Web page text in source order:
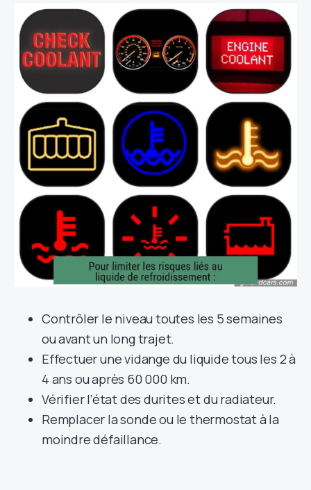
Contrôler le niveau toutes les 5 semaines
ou avant un long trajet.
Effectuer une vidange du liquide tous les 2 à
4 ans ou après 60 000 km.
Vérifier l’état des durites et du radiateur.
Remplacer la sonde ou le thermostat à la
moindre défaillance.